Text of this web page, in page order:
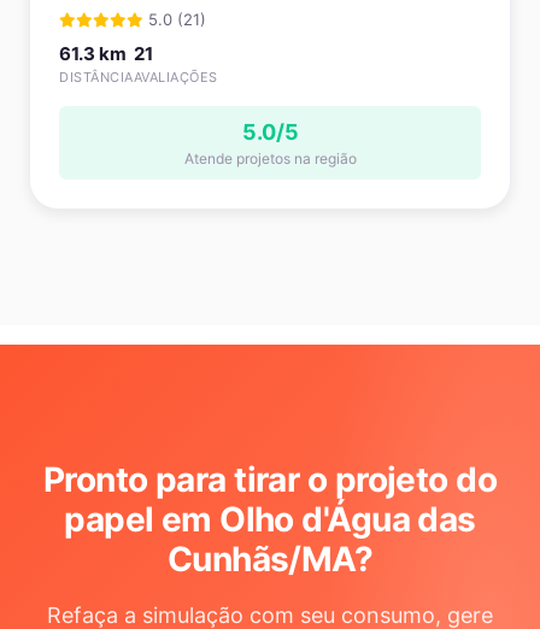
5.0 (21)
61.3 km
DISTÂNCIA
21
AVALIAÇÕES
5.0/5
Atende projetos na região
Pronto para tirar o projeto do
papel em Olho d'Água das
Cunhãs/MA?
Refaça a simulação com seu consumo, gere